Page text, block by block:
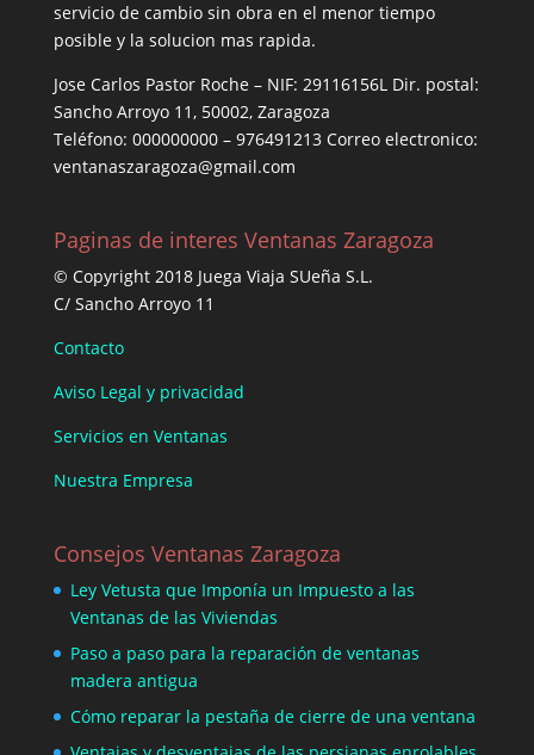
servicio de cambio sin obra en el menor tiempo
posible y la solucion mas rapida.
Jose Carlos Pastor Roche – NIF: 29116156L Dir. postal:
Sancho Arroyo 11, 50002, Zaragoza
Teléfono: 000000000 – 976491213 Correo electronico:
ventanaszaragoza@gmail.com
Paginas de interes Ventanas Zaragoza
© Copyright 2018 Juega Viaja SUeña S.L.
C/ Sancho Arroyo 11
Contacto
Aviso Legal y privacidad
Servicios en Ventanas
Nuestra Empresa
Consejos Ventanas Zaragoza
Ley Vetusta que Imponía un Impuesto a las
Ventanas de las Viviendas
Paso a paso para la reparación de ventanas
madera antigua
Cómo reparar la pestaña de cierre de una ventana